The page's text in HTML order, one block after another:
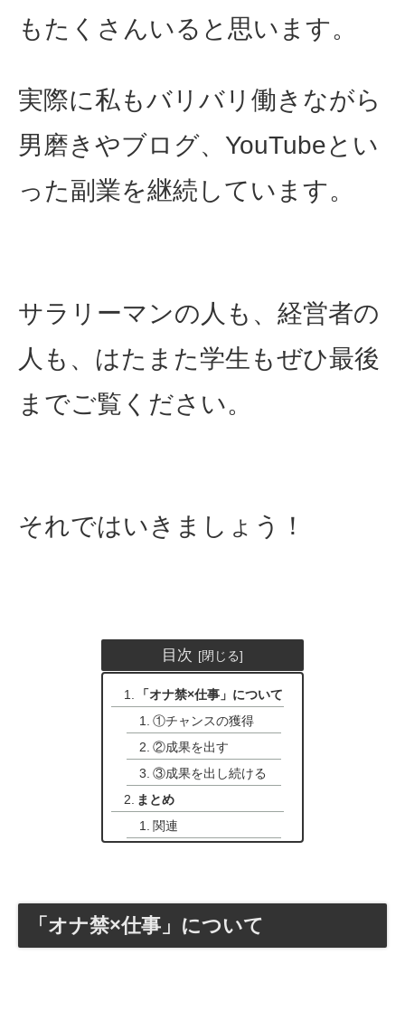
もたくさんいると思います。
実際に私もバリバリ働きながら
男磨きやブログ、YouTubeとい
った副業を継続しています。
サラリーマンの人も、経営者の
人も、はたまた学生もぜひ最後
までご覧ください。
それではいきましょう！
目次
「オナ禁×仕事」について
①チャンスの獲得
②成果を出す
③成果を出し続ける
まとめ
関連
「オナ禁×仕事」について